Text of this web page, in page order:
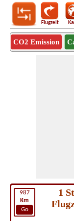
Flugzeit
CO2 Emission
987
Km
Go
1